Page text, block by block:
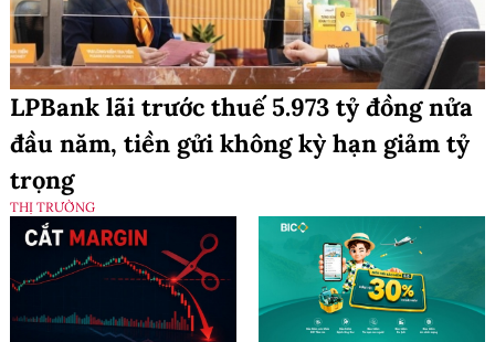
LPBank lãi trước thuế 5.973 tỷ đồng nửa
đầu năm, tiền gửi không kỳ hạn giảm tỷ
trọng
THỊ TRƯỜNG